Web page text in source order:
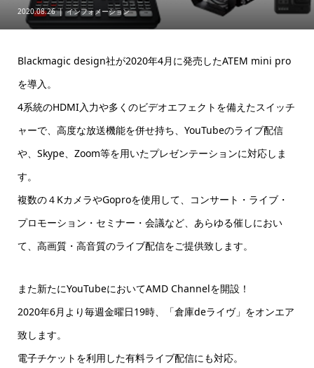
2020.08.26 インフォメーション
Blackmagic design社が2020年4月に発売したATEM mini pro
を導入。
4系統のHDMI入力や多くのビデオエフェクトを備えたスイッチ
ャーで、高度な放送機能を併せ持ち、YouTubeのライブ配信
や、Skype、Zoom等を用いたプレゼンテーションに対応しま
す。
複数の４KカメラやGoproを使用して、コンサート・ライブ・
プロモーション・セミナー・会議など、あらゆる催しにおい
て、高画質・高音質のライブ配信をご提供致します。
また新たにYouTubeにおいてAMD Channelを開設！
2020年6月より毎週金曜日19時、「倉庫deライヴ」をオンエア
致します。
電子チケットを利用した有料ライブ配信にも対応。